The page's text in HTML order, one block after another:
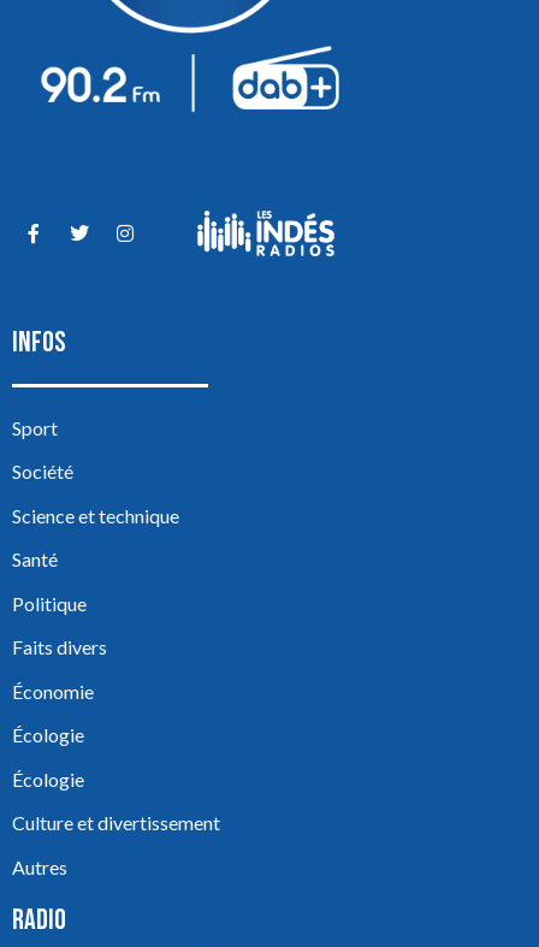
INFOS
Sport
Société
Science et technique
Santé
Politique
Faits divers
Économie
Écologie
Écologie
Culture et divertissement
Autres
RADIO